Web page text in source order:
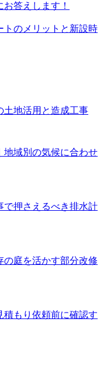
答えします！
トのメリットと新設時
土地活用と造成工事
地域別の気候に合わせ
で押さえるべき排水計
の庭を活かす部分改修
積もり依頼前に確認す